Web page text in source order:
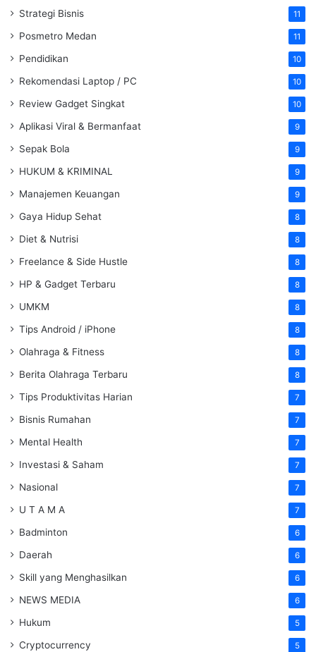
Strategi Bisnis 11
Posmetro Medan 11
Pendidikan 10
Rekomendasi Laptop / PC 10
Review Gadget Singkat 10
Aplikasi Viral & Bermanfaat 9
Sepak Bola 9
HUKUM & KRIMINAL 9
Manajemen Keuangan 9
Gaya Hidup Sehat 8
Diet & Nutrisi 8
Freelance & Side Hustle 8
HP & Gadget Terbaru 8
UMKM 8
Tips Android / iPhone 8
Olahraga & Fitness 8
Berita Olahraga Terbaru 8
Tips Produktivitas Harian 7
Bisnis Rumahan 7
Mental Health 7
Investasi & Saham 7
Nasional 7
U T A M A 7
Badminton 6
Daerah 6
Skill yang Menghasilkan 6
NEWS MEDIA 6
Hukum 5
Cryptocurrency 5